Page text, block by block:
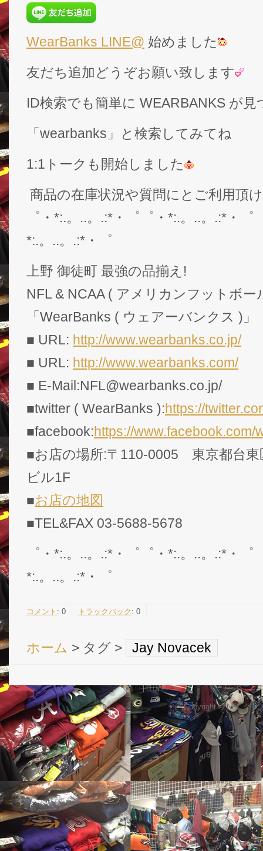
WearBanks LINE@ 始めました
友だち追加どうぞお願い致します
ID検索でも簡単に WEARBANKS が
「wearbanks」と検索してみてね
1:1トークも開始しました
商品の在庫状況や質問にとご利用頂
゜・*:.。..。.:*・゜゜・*:.。..。.:*・
*:.。..。.:*・゜
上野 御徒町 最強の品揃え!
NFL & NCAA ( アメリカンフットボー
「WearBanks ( ウェアーバンクス )」
■ URL: http://www.wearbanks.co.jp/
■ URL: http://www.wearbanks.com/
■ E-Mail:NFL@wearbanks.co.jp/
■twitter ( WearBanks ):https://
■facebook:https://www.facebook.com/
■お店の場所:〒110-0005 東京都台
ビル1F
■お店の地図
■TEL&FAX 03-5688-5678
゜・*:.。..。.:*・゜゜・*:.。..。.:*・
*:.。..。.:*・゜
コメント : 0 トラックバック : 0
ホーム > タグ > Jay Novacek
Copyright © NFL グッ